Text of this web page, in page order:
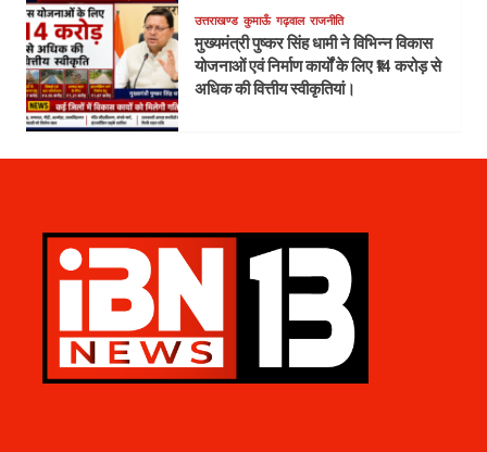
उत्तराखण्ड कुमाऊँ गढ़वाल राजनीति
मुख्यमंत्री पुष्कर सिंह धामी ने विभिन्न विकास
योजनाओं एवं निर्माण कार्यों के लिए ₹14 करोड़ से
अधिक की वित्तीय स्वीकृतियां।